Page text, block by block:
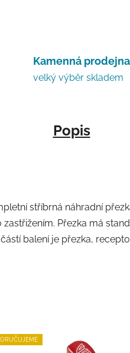
Kamenná prodejna
velký výběr skladem
Popis
stříbrná náhradní
zastřižením. Přezka má
balení je přezka,